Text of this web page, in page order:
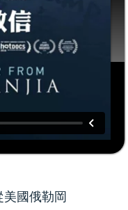
國俄勒岡